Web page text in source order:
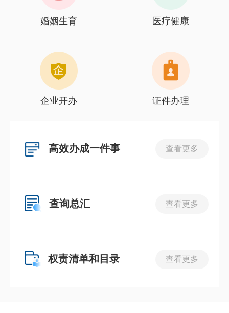
婚姻生育 医疗健康
企业开办 证件办理
高效办成一件事 查看更多
查询总汇 查看更多
权责清单和目录 查看更多